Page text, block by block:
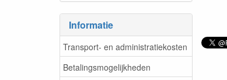
Informatie
Transport- en administratiekosten
Betalingsmogelijkheden